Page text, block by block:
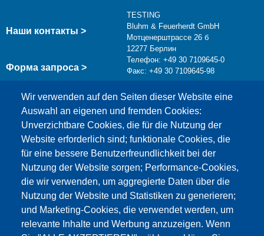
Wir verwenden auf den Seiten dieser Website eine
Auswahl an eigenen und fremden Cookies:
Unverzichtbare Cookies, die für die Nutzung der
Website erforderlich sind; funktionale Cookies, die
für eine bessere Benutzerfreundlichkeit bei der
Nutzung der Website sorgen; Performance-Cookies,
die wir verwenden, um aggregierte Daten über die
Nutzung der Website und Statistiken zu generieren;
und Marketing-Cookies, die verwendet werden, um
relevante Inhalte und Werbung anzuzeigen. Wenn
Наши контакты >
Форма запроса >
TESTING
Bluhm & Feuerherdt GmbH
Мотценерштрассе 26 б
12277 Берлин
Телефон: +49 30 7109645-0
Факс: +49 30 7109645-98
info@testing.de
Этот материал заблокирован, потому что
файлы cookie Google Maps не были приняты.
НЕОБХОДИМО ПРИНЯТЬ ТОЛЬКО